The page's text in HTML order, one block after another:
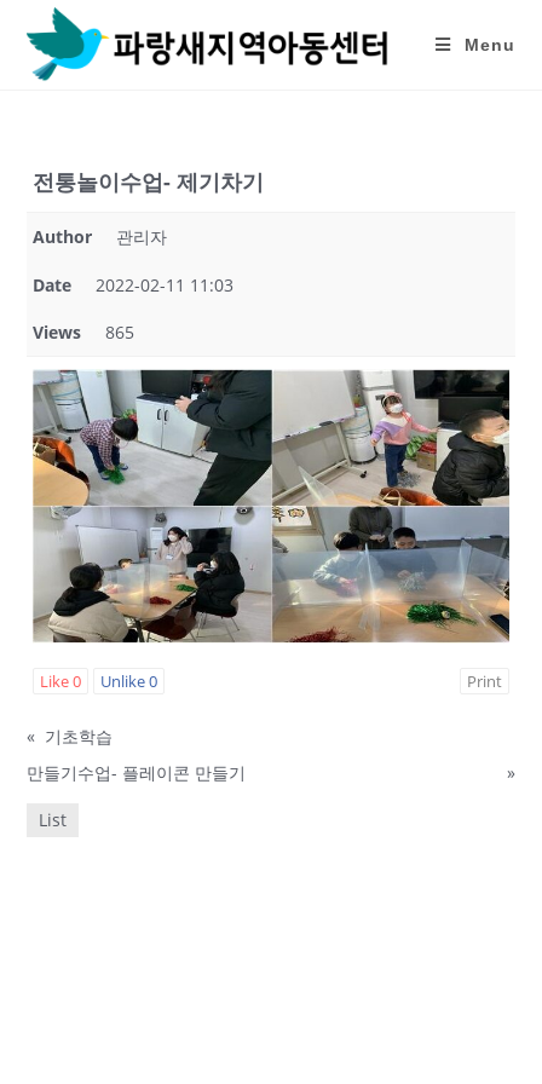
content
Menu
전통놀이수업- 제기차기
Author 관리자
Date 2022-02-11 11:03
Views 865
Like0 Unlike0 Print
« 기초학습
만들기수업- 플레이콘 만들기
»
List